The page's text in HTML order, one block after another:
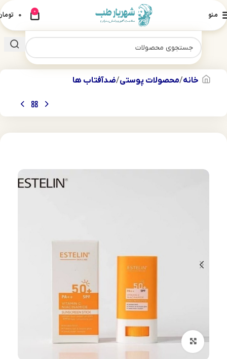
منو 0
0
خانه محصولات پوستی ضدآفتاب ها
بزرگنمایی تصویر